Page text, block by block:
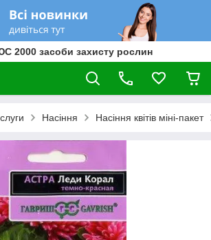
2000 засоби захисту рослин
Насіння Насіння квітів міні-пакет